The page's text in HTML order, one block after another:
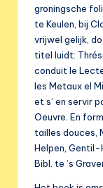
groningsche
te Keulen, bij
vrijwel gelijk,
titel luidt:
conduit le
les Metaux el
et s’ en servir
Oeuvre. En
tailles douces,
Helpen, Gentil-
Bibl. te ’s